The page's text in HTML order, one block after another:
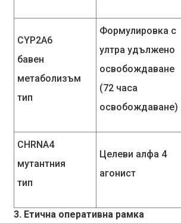
CYP2A6
бавен
метаболизъм
тип
Формулировка с
ултра удължено
освобождаване
(72 часа
освобождаване)
CHRNA4
мутантния
тип
Целеви алфа 4
агонист
3. Етична оперативна рамка